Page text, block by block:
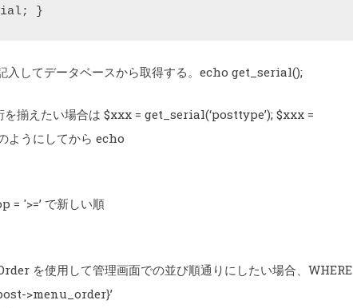
}
してデータベースから取得する。echo get_serial();
を揃えたい場合は $xxx = get_serial(‘posttype’); $xxx =
ようにしてから echo
= '>=’ で新しい順
を使用して管理画面での並び順通りにしたい場合、WHERE
>menu_order}’